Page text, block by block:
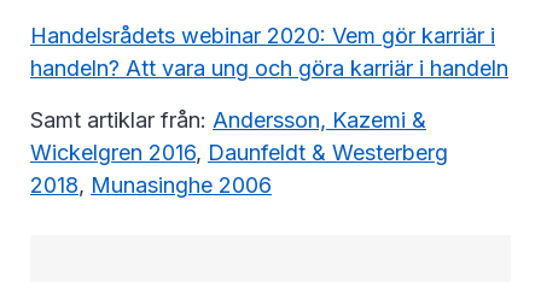
Handelsrådets webinar 2020: Vem gör karriär i
handeln? Att vara ung och göra karriär i handeln
Samt artiklar från: Andersson, Kazemi &
Wickelgren 2016, Daunfeldt & Westerberg
2018, Munasinghe 2006